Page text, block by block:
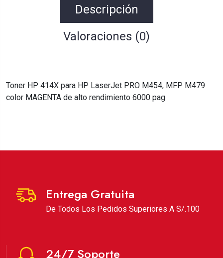
Descripción
Valoraciones (0)
Toner HP 414X para HP LaserJet PRO M454, MFP M479
color MAGENTA de alto rendimiento 6000 pag
Entrega Gratuita
De Todos Los Pedidos Superiores A S/.100
24/7 Soporte